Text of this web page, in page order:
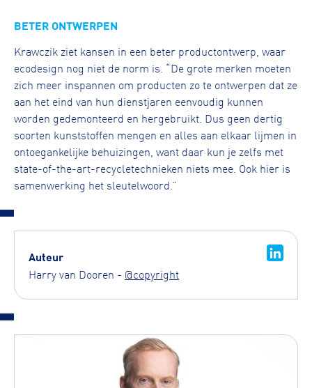
BETER ONTWERPEN
Krawczik ziet kansen in een beter productontwerp, waar
ecodesign nog niet de norm is. “De grote merken moeten
zich meer inspannen om producten zo te ontwerpen dat ze
aan het eind van hun dienstjaren eenvoudig kunnen
worden gedemonteerd en hergebruikt. Dus geen dertig
soorten kunststoffen mengen en alles aan elkaar lijmen in
ontoegankelijke behuizingen, want daar kun je zelfs met
state-of-the-art-recycletechnieken niets mee. Ook hier is
samenwerking het sleutelwoord.”
Auteur
Harry van Dooren - @copyright